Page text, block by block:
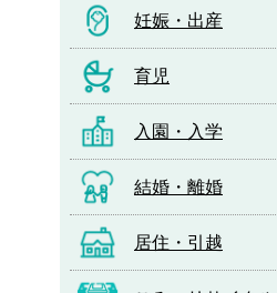
妊娠・出産
育児
入園・入学
結婚・離婚
居住・引越